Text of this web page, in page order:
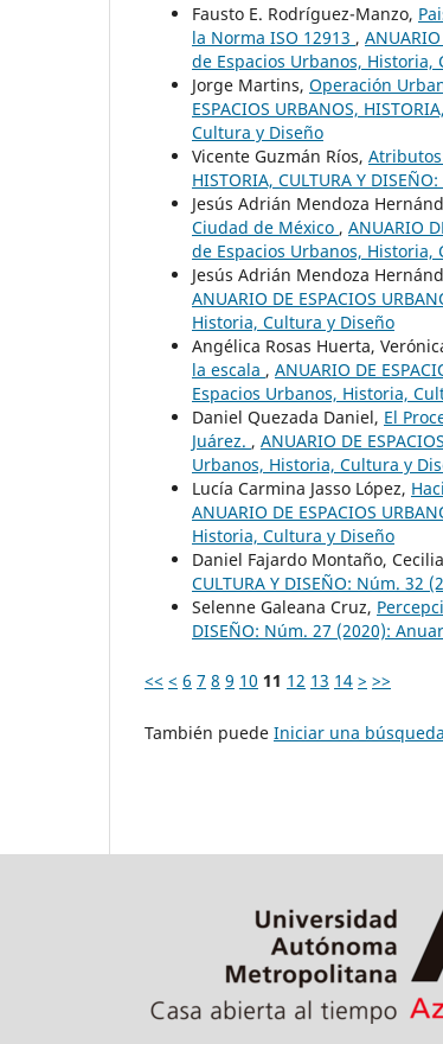
Fausto E. Rodríguez-Manzo,
la Norma ISO 12913 ,
de Espacios Urbanos, Historia,
Jorge Martins, Operación
ESPACIOS URBANOS,
Cultura y Diseño
Vicente Guzmán Ríos,
HISTORIA, CULTURA Y
Jesús Adrián Mendoza
Ciudad de México , ANUARIO
de Espacios Urbanos, Historia,
Jesús Adrián Mendoza
ANUARIO DE ESPACIOS
Historia, Cultura y Diseño
Angélica Rosas Huerta,
la escala , ANUARIO DE
Espacios Urbanos, Historia,
Daniel Quezada Daniel, El
Juárez. , ANUARIO DE
Urbanos, Historia, Cultura y
Lucía Carmina Jasso López,
ANUARIO DE ESPACIOS
Historia, Cultura y Diseño
Daniel Fajardo Montaño,
CULTURA Y DISEÑO: Núm.
Selenne Galeana Cruz,
DISEÑO: Núm. 27 (2020):
<< < 6 7 8 9 10 11 12 13 14 > >>
También puede Iniciar una